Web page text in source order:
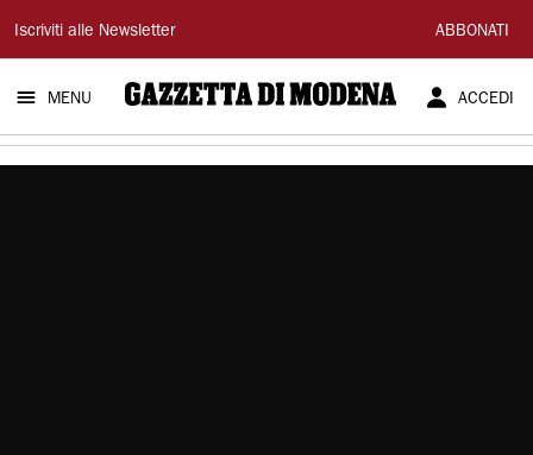
Gazzetta
di
Modena
Iscriviti alle Newsletter ABBONATI
MENU ACCEDI